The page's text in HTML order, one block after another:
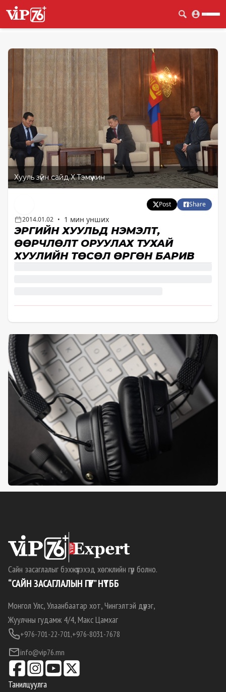
Хууль зүйн сайд Х.Тэмүүжин
Post
Share
2014.01.02 • 1 мин унших
ЭРҮҮГИЙН ХУУЛЬД НЭМЭЛТ,
ӨӨРЧЛӨЛТ ОРУУЛАХ ТУХАЙ
ХУУЛИЙН ТӨСӨЛ ӨРГӨН БАРИВ
Сайн засаглалыг бэхжүүлэхэд хөгжлийн гүүр болно.
“САЙН ЗАСАГЛАЛЫН ГҮҮР” НҮТББ
Монгол Улс, Улаанбаатар хот, Чингэлтэй дүүрэг,
Жуулчны гудамж 4/4, Макс Цамхаг
+976-701-22-701,+976-8031-7678
info@vip76.mn
Танилцуулга